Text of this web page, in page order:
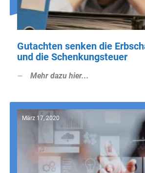
Gutachten senken die
und die Schenkungsteuer
Mehr dazu hier...
März 17, 2020